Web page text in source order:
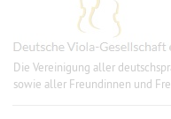
Die Vereinigung aller
sowie aller Freundinnen und